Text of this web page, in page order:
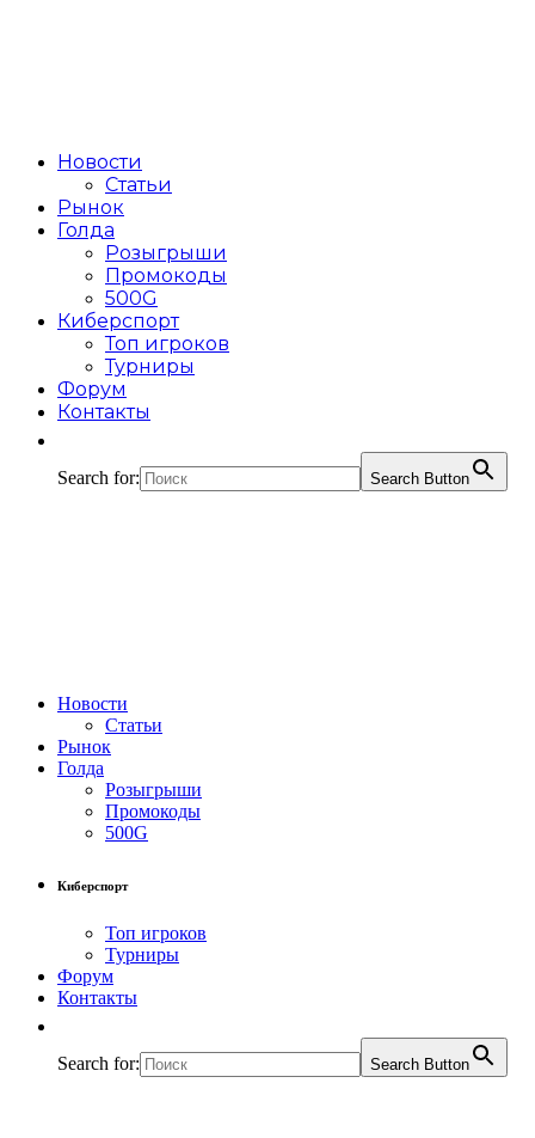
Новости
Статьи
Рынок
Голда
Розыгрыши
Промокоды
500G
Киберспорт
Топ игроков
Турниры
Форум
Контакты
Search for: Search Button
Новости
Статьи
Рынок
Голда
Розыгрыши
Промокоды
500G
Киберспорт
Топ игроков
Турниры
Форум
Контакты
Search for: Search Button